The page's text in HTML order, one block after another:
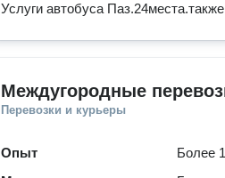
Услуги автобуса
Междугородные
Перевозки и курьеры
Опыт
Более